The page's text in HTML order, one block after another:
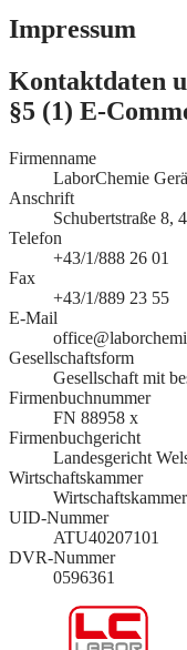
Impressum
Kontaktdaten
§5 (1) E-
Firmenname
LaborChemie
Anschrift
Schubertstraße 8,
Telefon
+43/1/888 26 01
Fax
+43/1/889 23 55
E-Mail
Gesellschaftsform
Gesellschaft mit
Firmenbuchnummer
FN 88958 x
Firmenbuchgericht
Landesgericht
Wirtschaftskammer
UID-Nummer
ATU40207101
DVR-Nummer
0596361